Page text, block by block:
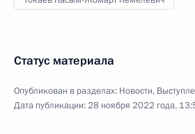
Статус материала
Опубликован в разделах: Новости,
Дата публикации:28 ноября 2022 года,